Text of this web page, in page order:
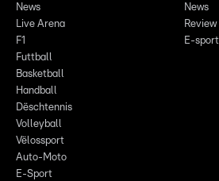
News
Live Arena
F1
Futtball
Basketball
Handball
Dëschtennis
Volleyball
Vëlossport
Auto-Moto
E-Sport
News
Review
E-sport